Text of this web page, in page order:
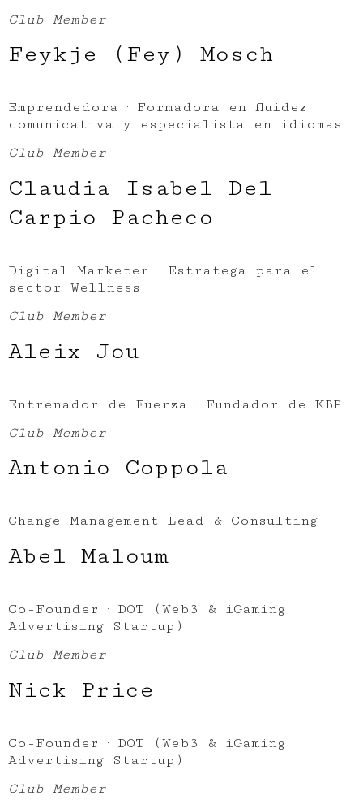
Club Member
Feykje (Fey) Mosch
Emprendedora · Formadora en fluidez
comunicativa y especialista en idiomas
Club Member
Claudia Isabel Del
Carpio Pacheco
Digital Marketer · Estratega para el
sector Wellness
Club Member
Aleix Jou
Entrenador de Fuerza · Fundador de KBP
Club Member
Antonio Coppola
Change Management Lead & Consulting
Abel Maloum
Co-Founder · DOT (Web3 & iGaming
Advertising Startup)
Club Member
Nick Price
Co-Founder · DOT (Web3 & iGaming
Advertising Startup)
Club Member